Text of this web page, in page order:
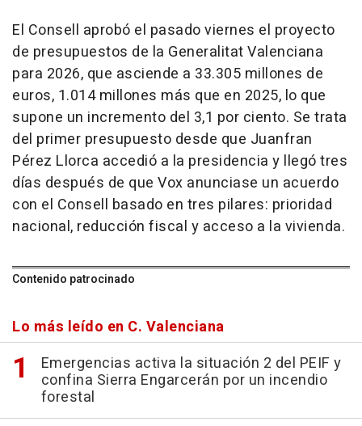
El Consell aprobó el pasado viernes el proyecto
de presupuestos de la Generalitat Valenciana
para 2026, que asciende a 33.305 millones de
euros, 1.014 millones más que en 2025, lo que
supone un incremento del 3,1 por ciento. Se trata
del primer presupuesto desde que Juanfran
Pérez Llorca accedió a la presidencia y llegó tres
días después de que Vox anunciase un acuerdo
con el Consell basado en tres pilares: prioridad
nacional, reducción fiscal y acceso a la vivienda.
Contenido patrocinado
Lo más leído en C. Valenciana
Emergencias activa la situación 2 del PEIF y
confina Sierra Engarcerán por un incendio
forestal